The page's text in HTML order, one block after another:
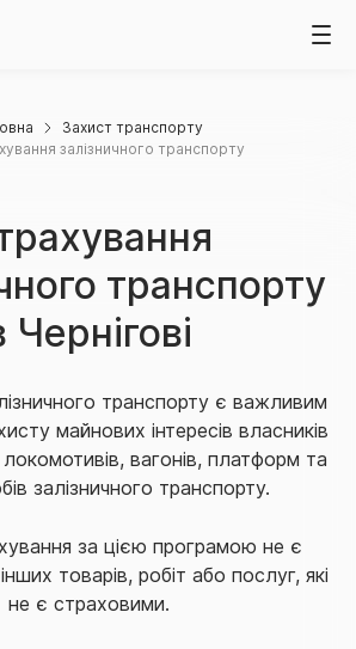
Захист транспорту
залізничного транспорту
транспорту
Чернігові
транспорту є важливим
майнових інтересів власників
вагонів, платформ та
залізничного транспорту.
за цією програмою не є
товарів, робіт або послуг, які
не є страховими.